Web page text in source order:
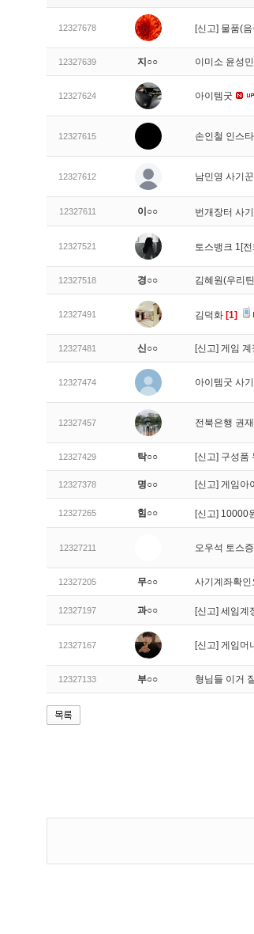
12327678 [신고] 물품(
12327639 지○○ 이미소 윤성
12327624 아이템굿
12327615 손인철 인스
12327612 남민영 사기꾼
12327611 이○○ 번개장터 사기
12327521 토스뱅크 1[
12327518 경○○ 김혜원(우리
12327491 김덕화 [1]
12327481 신○○ [신고] 게임 계
12327474 아이템굿 사기
12327457 전북은행 권
12327429 탁○○ [신고] 구성품
12327378 명○○ [신고] 게임아
12327265 힘○○ [신고] 10000
12327211 오우석 토스
12327205 무○○ 사기계좌확
12327197 과○○ [신고] 세임계
12327167 [신고] 게임머
12327133 부○○ 형님들 이거